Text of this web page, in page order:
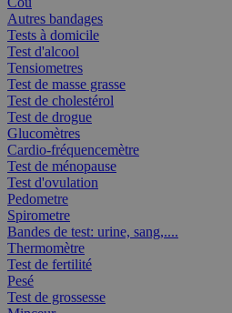
Autres bandages
Tests à domicile
Test d'alcool
Tensiometres
Test de masse grasse
Test de cholestérol
Test de drogue
Glucomètres
Cardio-fréquencemètre
Test de ménopause
Test d'ovulation
Pedometre
Spirometre
Bandes de test: urine, sang,....
Thermomètre
Test de fertilité
Pesé
Test de grossesse